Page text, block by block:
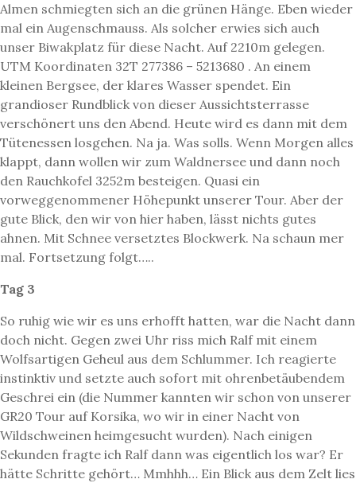
Almen schmiegten sich an die grünen Hänge. Eben wieder
mal ein Augenschmauss. Als solcher erwies sich auch
unser Biwakplatz für diese Nacht. Auf 2210m gelegen.
UTM Koordinaten 32T 277386 – 5213680 . An einem
kleinen Bergsee, der klares Wasser spendet. Ein
grandioser Rundblick von dieser Aussichtsterrasse
verschönert uns den Abend. Heute wird es dann mit dem
Tütenessen losgehen. Na ja. Was solls. Wenn Morgen alles
klappt, dann wollen wir zum Waldnersee und dann noch
den Rauchkofel 3252m besteigen. Quasi ein
vorweggenommener Höhepunkt unserer Tour. Aber der
gute Blick, den wir von hier haben, lässt nichts gutes
ahnen. Mit Schnee versetztes Blockwerk. Na schaun mer
mal. Fortsetzung folgt…..
Tag 3
So ruhig wie wir es uns erhofft hatten, war die Nacht dann
doch nicht. Gegen zwei Uhr riss mich Ralf mit einem
Wolfsartigen Geheul aus dem Schlummer. Ich reagierte
instinktiv und setzte auch sofort mit ohrenbetäubendem
Geschrei ein (die Nummer kannten wir schon von unserer
GR20 Tour auf Korsika, wo wir in einer Nacht von
Wildschweinen heimgesucht wurden). Nach einigen
Sekunden fragte ich Ralf dann was eigentlich los war? Er
hätte Schritte gehört… Mmhhh… Ein Blick aus dem Zelt lies